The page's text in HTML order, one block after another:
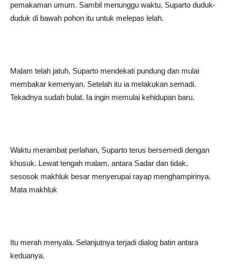
pemakaman umum. Sambil menunggu waktu, Suparto duduk-
duduk di bawah pohon itu untuk melepas lelah.
Malam telah jatuh, Suparto mendekati pundung dan mulai
membakar kemenyan. Setelah itu ia melakukan semadi.
Tekadnya sudah bulat. Ia ingin memulai kehidupan baru.
Waktu merambat perlahan, Suparto terus bersemedi dengan
khusuk. Lewat tengah malam, antara Sadar dan tidak,
sesosok makhluk besar menyerupai rayap menghampirinya.
Mata makhluk
Itu merah menyala. Selanjutnya terjadi dialog batin antara
keduanya.